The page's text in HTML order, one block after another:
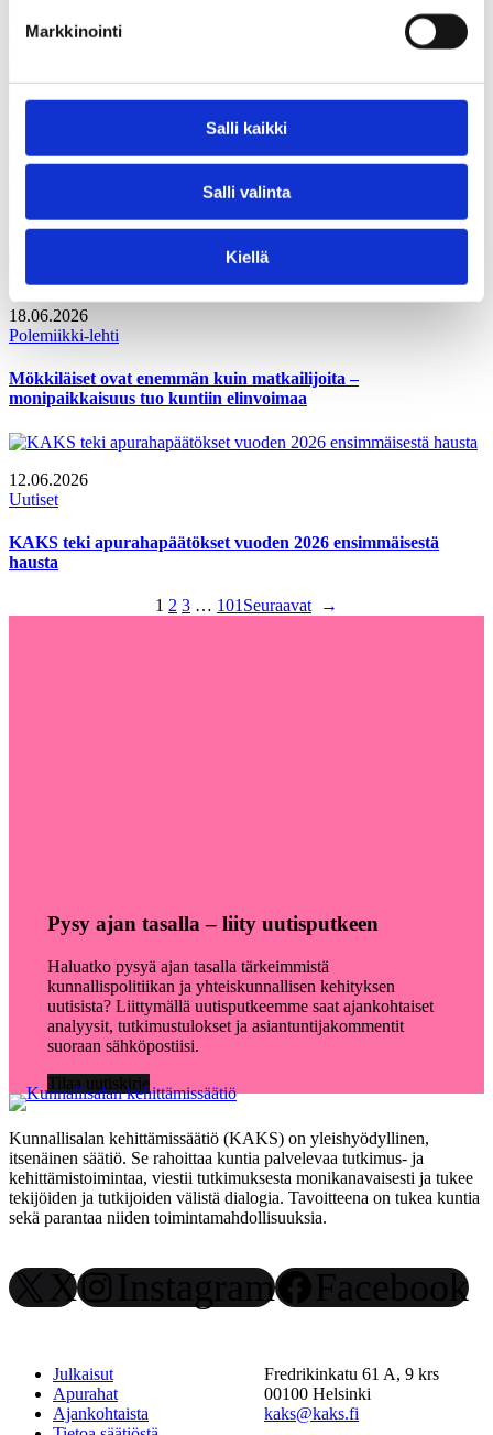
Markkinointi
Salli kaikki
Salli valinta
Kiellä
Iso kala on perillä – tai ainakin melkein
Gallupit
Kuntalaiset vahvistaisivat oman kunnan taloutta tehostamalla
toimintaa
18.06.2026
Polemiikki-lehti
Mökkiläiset ovat enemmän kuin matkailijoita –
monipaikkaisuus tuo kuntiin elinvoimaa
12.06.2026
Uutiset
KAKS teki apurahapäätökset vuoden 2026 ensimmäisestä
hausta
1 2 3 … 101 Seuraavat →
Pysy ajan tasalla – liity uutisputkeen
Haluatko pysyä ajan tasalla tärkeimmistä
kunnallispolitiikan ja yhteiskunnallisen kehityksen
uutisista? Liittymällä uutisputkeemme saat ajankohtaiset
analyysit, tutkimustulokset ja asiantuntijakommentit
suoraan sähköpostiisi.
Tilaa uutiskirje
Kunnallisalan kehittämissäätiö (KAKS) on yleishyödyllinen,
itsenäinen säätiö. Se rahoittaa kuntia palvelevaa tutkimus- ja
kehittämistoimintaa, viestii tutkimuksesta monikanavaisesti ja tukee
tekijöiden ja tutkijoiden välistä dialogia. Tavoitteena on tukea kuntia
sekä parantaa niiden toimintamahdollisuuksia.
X Instagram Facebook
Julkaisut
Apurahat
Ajankohtaista
Fredrikinkatu 61 A, 9 krs
00100 Helsinki
kaks@kaks.fi